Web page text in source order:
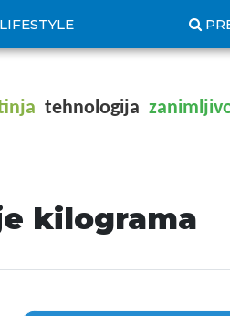
LIFESTYLE
tehnologija
kilograma